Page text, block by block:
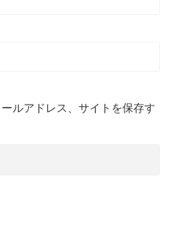
ルアドレス、サイトを保存す